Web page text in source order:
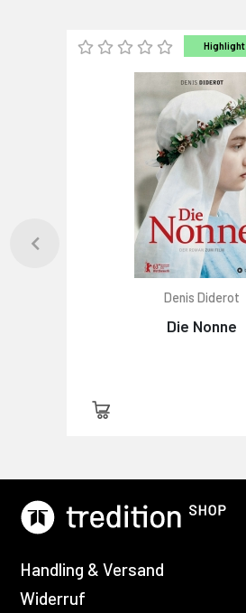
Highlight
Denis Diderot
Die Nonne
Handling & Versand
Widerruf